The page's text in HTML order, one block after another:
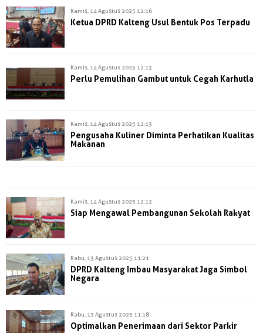
Kamis, 14 Agustus 2025 12:16
Ketua DPRD Kalteng Usul Bentuk Pos Terpadu
Kamis, 14 Agustus 2025 12:13
Perlu Pemulihan Gambut untuk Cegah Karhutla
Kamis, 14 Agustus 2025 12:13
Pengusaha Kuliner Diminta Perhatikan Kualitas
Makanan
Kamis, 14 Agustus 2025 12:12
Siap Mengawal Pembangunan Sekolah Rakyat
Rabu, 13 Agustus 2025 11:21
DPRD Kalteng Imbau Masyarakat Jaga Simbol
Negara
Rabu, 13 Agustus 2025 11:18
Optimalkan Penerimaan dari Sektor Parkir